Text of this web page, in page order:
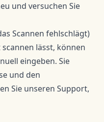
und versuchen Sie
Scannen fehlschlägt)
lässt, können
eingeben. Sie
und den
Sie unseren Support,